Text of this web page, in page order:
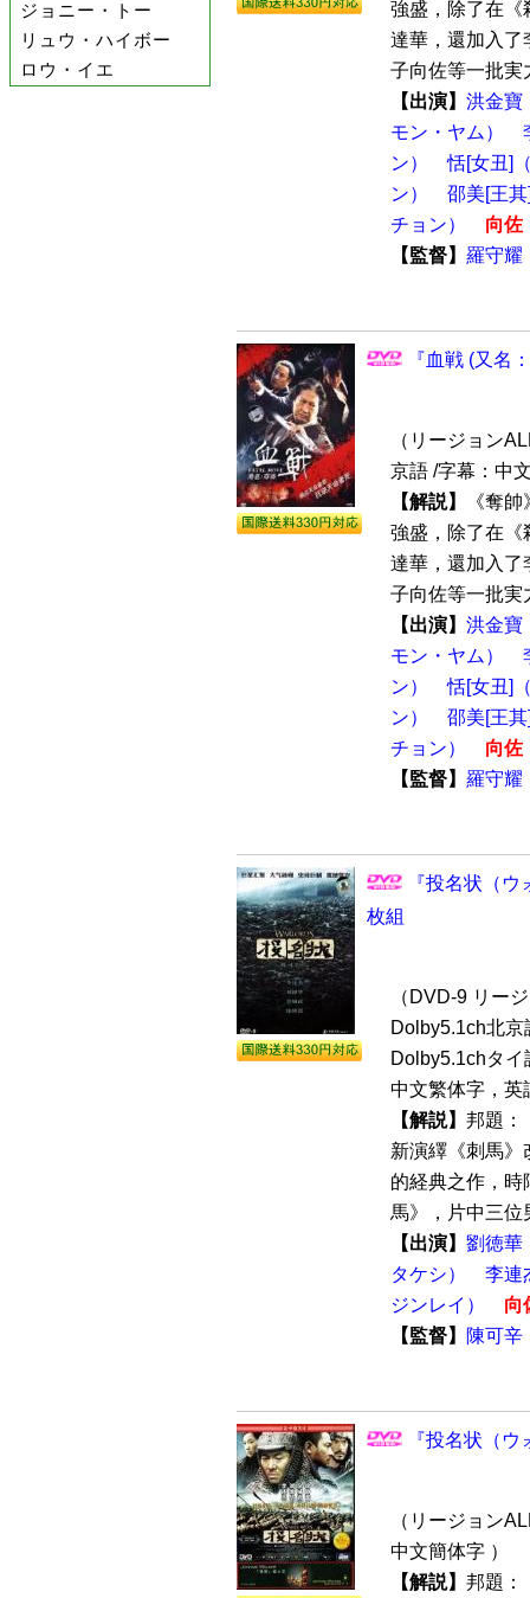
ジョニー・トー
リュウ・ハイボー
ロウ・イエ
強盛，除了在《
達華，還加入了
子向佐等一批実
【出演】 洪金寶
モン・ヤム）
ン）
恬[女丑]
ン）
邵美[王
チョン）
向佐
【監督】 羅守耀
『血戦 (又名
（リージョン
京語 /字幕：中
【解説】
《奪
強盛，除了在《
達華，還加入了
子向佐等一批実
【出演】 洪金寶
モン・ヤム）
ン）
恬[女丑]
ン）
邵美[王
チョン）
向佐
【監督】 羅守耀
『投名状（
枚組
（DVD-9 リー
Dolby5.1ch北
Dolby5.1chタ
中文繁体字，英
【解説】 邦題：
新演繹《刺馬》
的経典之作，時
馬》，片中三位
【出演】 劉徳華
タケシ）
李連
ジンレイ）
向
【監督】
陳可辛
『投名状（
（リージョン
中文簡体字 ）
【解説】 邦題：